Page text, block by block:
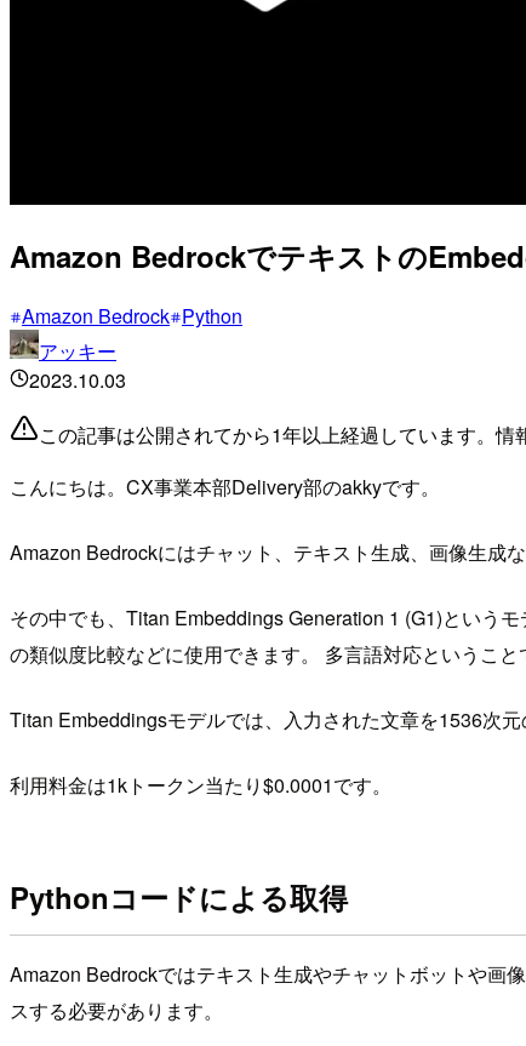
Amazon Bedrockでテキストの
Amazon Bedrock Python
アッキー
2023.10.03
この記事は公開されてから1年以上経過しています。情
こんにちは。CX事業本部Delivery部のakkyです。
Amazon Bedrockにはチャット、テキスト生成、画像生成
その中でも、Titan Embeddings Generation 1 (G1)というモ
の類似度比較などに使用できます。 多言語対応ということ
Titan Embeddingsモデルでは、入力された文章を1536次
利用料金は1kトークン当たり$0.0001です。
Pythonコードによる取得
Amazon Bedrockではテキスト生成やチャットボットや画
スする必要があります。